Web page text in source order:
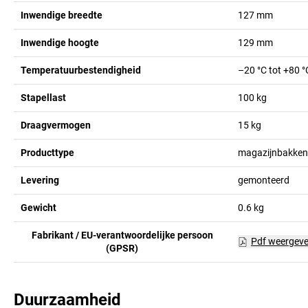
Inwendige breedte 127 mm
Inwendige hoogte 129 mm
Temperatuurbestendigheid –20 °C tot +80
Stapellast 100 kg
Draagvermogen 15 kg
Producttype magazijnbakken
Levering gemonteerd
Gewicht 0.6 kg
Fabrikant / EU-verantwoordelijke persoon
(GPSR)
Pdf
Duurzaamheid